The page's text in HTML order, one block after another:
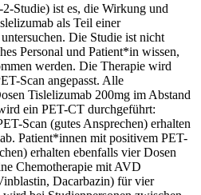
Studie) ist es, die Wirkung und
als Teil einer
Die Studie ist nicht
Personal und Patient*in wissen,
werden. Die Therapie wird
Scan angepasst. Alle
Tislelizumab 200mg im Abstand
ein PET-CT durchgeführt:
Scan (gutes Ansprechen) erhalten
Patient*innen mit positivem PET-
erhalten ebenfalls vier Dosen
Chemotherapie mit AVD
Dacarbazin) für vier